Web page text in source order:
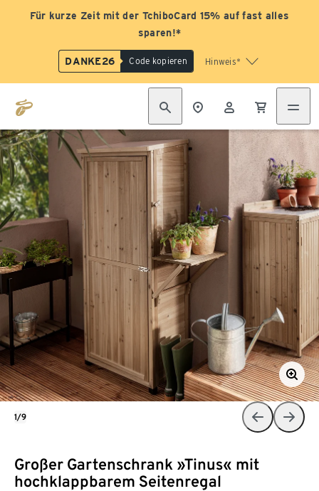
Für kurze Zeit mit der TchiboCard 15% auf fast alles
sparen!*
DANKE26 Code kopieren Hinweis*
Großer Gartenschrank »Tinus« mit
hochklappbarem Seitenregal
1/9